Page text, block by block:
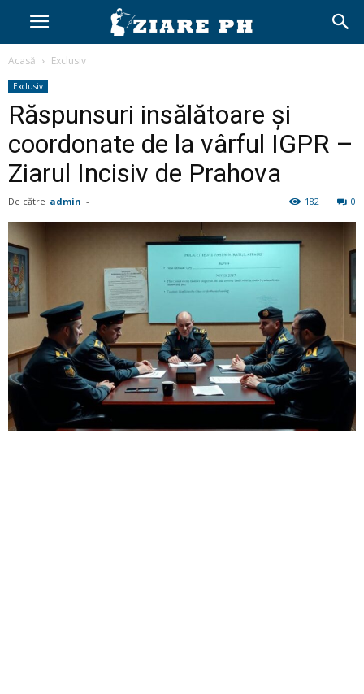
Acasă Exclusiv
Exclusiv
Răspunsuri insălătoare și
coordonate de la vârful IGPR –
Ziarul Incisiv de Prahova
De către admin - 0
182